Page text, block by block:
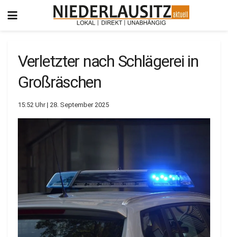
Verletzter nach Schlägerei in
Großräschen
15:52 Uhr | 28. September 2025